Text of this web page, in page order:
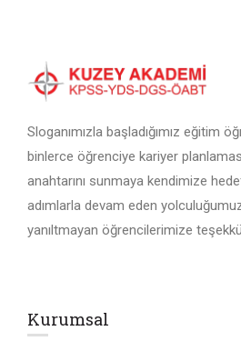
Sloganımızla başladığımız eğitim
binlerce öğrenciye kariyer
anahtarını sunmaya kendimize
adımlarla devam eden
yanıltmayan öğrencilerimize
Kurumsal